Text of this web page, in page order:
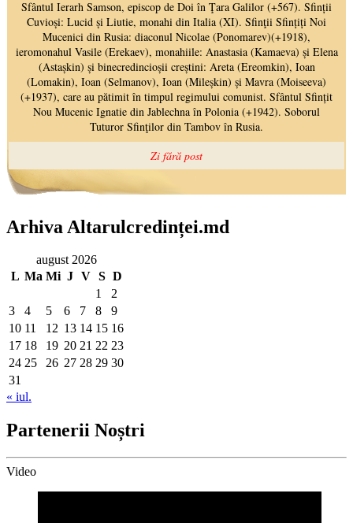
Arhiva Altarulcredinței.md
august 2026
L Ma Mi J V S D
1
2
3
4 5 6 7 8
9
10 11 12 13 14 15 16
17 18 19 20 21 22 23
24 25 26 27 28 29 30
31
« iul.
Partenerii Noștri
Video